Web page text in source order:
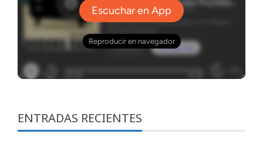
ENTRADAS RECIENTES